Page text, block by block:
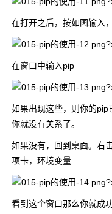
在打开之后，按如图输入
在窗口中输入pip
如果出现这些，则你的pip
你就没有关系了。
如果没有，回到桌面。右
项卡，环境变量
看到这个窗口那么你就成功